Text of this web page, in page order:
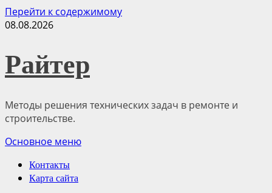
Перейти к содержимому
08.08.2026
Райтер
Методы решения технических задач в ремонте и
строительстве.
Основное меню
Контакты
Карта сайта